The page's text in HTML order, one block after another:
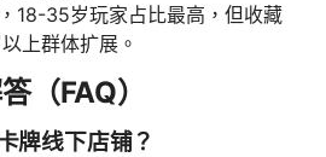
18-35岁玩家占比最高，但收藏
上群体扩展。
（FAQ）
牌线下店铺？